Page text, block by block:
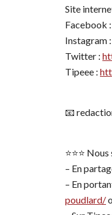
Site
Facebook :
Instagram :
Twitter :
Tipeee :
📧
⭐️⭐️⭐️
– En
– En
poudlard/